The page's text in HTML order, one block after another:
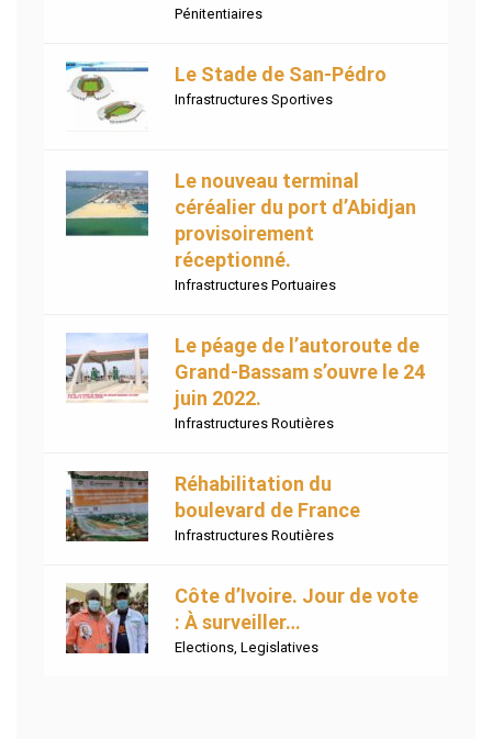
Pénitentiaires
Le Stade de San-Pédro
Infrastructures Sportives
Le nouveau terminal
céréalier du port d’Abidjan
provisoirement
réceptionné.
Infrastructures Portuaires
Le péage de l’autoroute de
Grand-Bassam s’ouvre le 24
juin 2022.
Infrastructures Routières
Réhabilitation du
boulevard de France
Infrastructures Routières
Côte d’Ivoire. Jour de vote
: À surveiller…
Elections Legislatives